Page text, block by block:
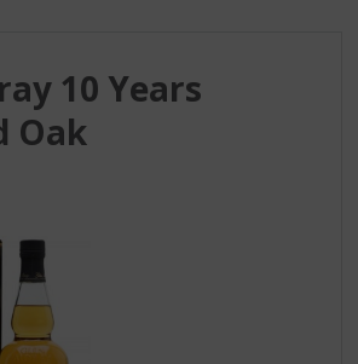
10 Years
Oak